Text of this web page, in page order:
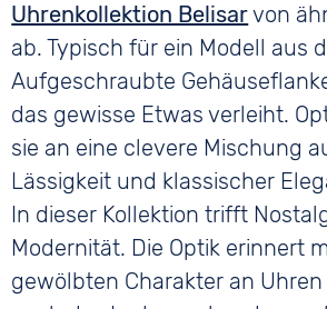
Uhrenkollektion Belisarvon
ab. Typisch für ein Modell aus
Aufgeschraubte
das gewisse Etwas verleiht.
sie an eine clevere Mischung
Lässigkeit und klassischer
In dieser Kollektion trifft
Modernität. Die Optik erinnert
gewölbten Charakter an